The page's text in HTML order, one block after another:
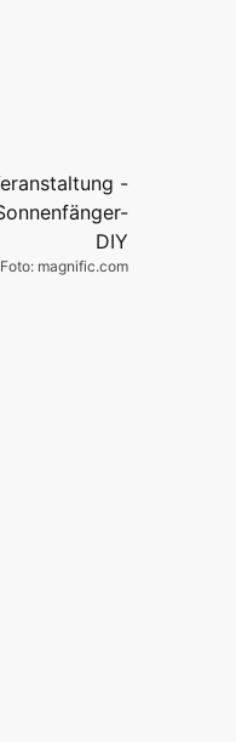
Foto: magnific.com